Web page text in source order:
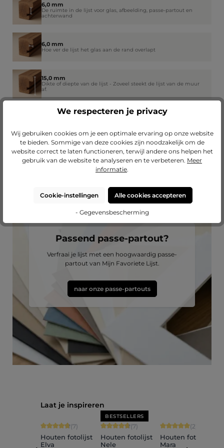
6,0 mm
De ruimte in de lijst voor glas, afbeelding, passe-partout en
achterwand
6,0 mm
Hoe ver de lijst het glas aan de rand overlapt
15,0 mm
Dikte of diepte van de lijst - Zoveel steekt de lijst van de muur
af.
Passend passe-partout?
Verfraai je lijst met een hoogwaardig passe-
partout van Mijn Favoriete Lijst.
naar onze passe-partouts
Productgalerij overslaan
Laat je inspireren
Gemiddelde waardering van 4.86 van 5 sterren
(7)
Houten fotolijst
Elva
BESTSELLERS
Gemiddelde waardering van 4.71 van 5
(7)
Houten fotolijst
Nele
Gemiddelde
(2)
Houten fotolijst
Mara
We respecteren je privacy
Wij gebruiken cookies om je een optimale ervaring op onze website
te bieden. Sommige van deze cookies zijn noodzakelijk om de
website correct te laten functioneren, terwijl andere ons helpen het
gebruik van de website te analyseren en te verbeteren. Meer
informatie.
Cookie-instellingen Alle cookies accepteren
- Gegevensbescherming